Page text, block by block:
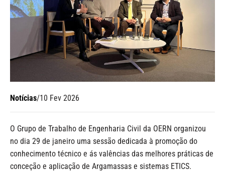
Notícias/10 Fev 2026
O Grupo de Trabalho de Engenharia Civil da OERN organizou
no dia 29 de janeiro uma sessão dedicada à promoção do
conhecimento técnico e ás valências das melhores práticas de
conceção e aplicação de Argamassas e sistemas ETICS.